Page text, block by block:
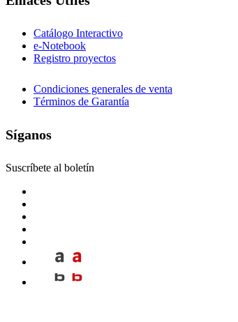
Catálogo Interactivo
e-Notebook
Registro proyectos
Condiciones generales de venta
Términos de Garantía
Síganos
Suscríbete al boletín